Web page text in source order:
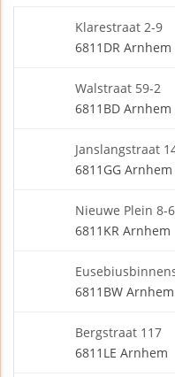
Klarestraat 2-9
6811DR Arnhem
Walstraat 59-2
6811BD Arnhem
Janslangstraat
6811GG Arnhem
Nieuwe Plein 8-6
6811KR Arnhem
6811BW Arnhem
Bergstraat 117
6811LE Arnhem